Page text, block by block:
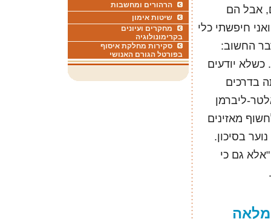
אבל הם
חיפשתי כלי
החשוב:
כשלא יודעים
בדרכים
ליברמן
מאזינים
בסיכון.
גם כי
הרהורים ומחשבות
שיטות אימון
מחקרים ועיונים
בקרימונולוגיה
סקירות מחלקת איסוף
בפורטל הגורם האנושי